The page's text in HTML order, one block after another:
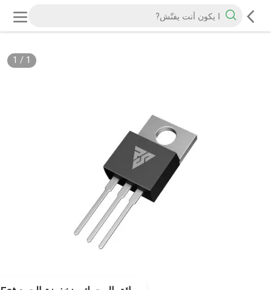
1
/
1